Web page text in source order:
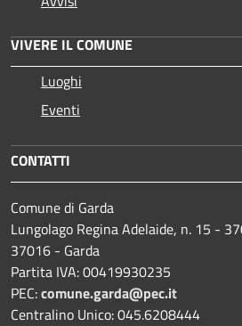
VIVERE IL COMUNE
Luoghi
Eventi
CONTATTI
Comune di Garda
Lungolago Regina Adelaide, n. 15 -
37016 - Garda
Partita IVA: 00419930235
PEC:comune.garda@pec.it
Centralino Unico: 045.6208444